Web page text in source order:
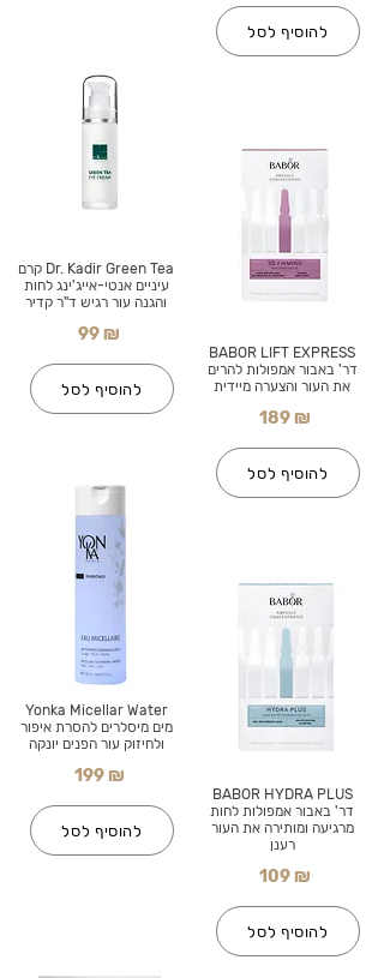
Dr. Kadir Green Tea קרם
עיניים אנטי-אייג'ינג לחות
והגנה עור רגיש ד"ר קדיר
99 ₪
להוסיף לסל
Yonka Micellar Water
מים מיסלרים להסרת איפור
ולחיזוק עור הפנים יונקה
199 ₪
להוסיף לסל
להוסיף לסל
BABOR LIFT EXPRESS
דר' באבור אמפולות להרים
את העור והצערה מיידית
189 ₪
להוסיף לסל
BABOR HYDRA PLUS
דר' באבור אמפולות לחות
מרגיעה ומותירה את העור
רענן
109 ₪
להוסיף לסל